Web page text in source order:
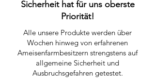
Sicherheit hat für uns oberste
Priorität!
Alle unsere Produkte werden über
Wochen hinweg von erfahrenen
Ameisenfarmbesitzern strengstens auf
allgemeine Sicherheit und
Ausbruchsgefahren getestet.